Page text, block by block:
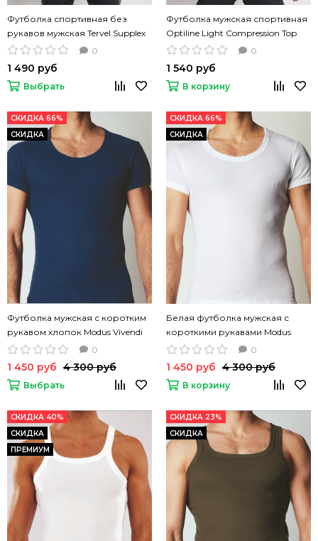
Футболка спортивная без
рукавов мужская Tervel Supplex
ComfortLine компрессионная
0
1 490 руб
Выбрать
Футболка мужская спортивная
Optiline Light Compression Top
серый цвет
0
1 540 руб
В корзину
СКИДКА 66%
СКИДКА
Футболка мужская с коротким
рукавом хлопок Modus Vivendi
Аrmy t-shirt в рубчик темно-
0
1 450 руб 4 300 руб
Выбрать
СКИДКА 66%
СКИДКА
Белая футболка мужская с
короткими рукавами Modus
Vivendi Аrmy t-shirt однотонная
0
1 450 руб 4 300 руб
В корзину
СКИДКА 40%
СКИДКА
ПРЕМИУМ
СКИДКА 23%
СКИДКА